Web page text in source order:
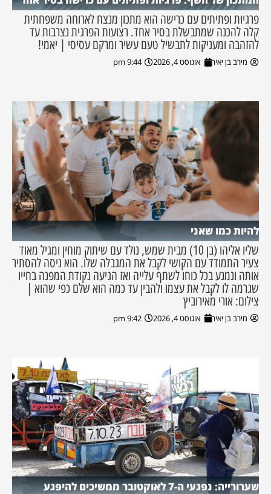
פרגיות ופתיתים עם כרישה הוא מתכון מנצח לארוחה משפחתית
קלה להכנה שמתבשלת בסיר אחד. רצועות הפרגית נצרבות עד
להזהבה ומעניקות לתבשיל טעם עשיר ומרקם עסיסי | יאמי!
מירב בן יאיר אוגוסט 4, 2026 9:44 pm
להיות כמו שאני
שליו אליהו (בן 10) מבית שמש, נולד עם שיתוק מוחין ומגיל מאוד
צעיר התמודד עם הקושי לקבל את המגבלה שלו. הוא ניסה להסתיר
אותה ונמנע בכל כוחו לשתף עלייה ואז הגיעה נקודת המפנה בחייו
שגרמה לו לקבל את עצמו ולהבין עד כמה הוא שלם כפי שהוא |
צילום: אורי מאירוביץ
מירב בן יאיר אוגוסט 4, 2026 9:42 pm
שערורייה: נפגעי ה-7 לאוקטובר ממשיכים להיפגע